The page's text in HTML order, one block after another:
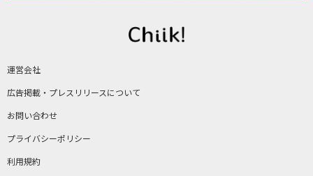
運営会社
広告掲載・プレスリリースについて
お問い合わせ
プライバシーポリシー
利用規約